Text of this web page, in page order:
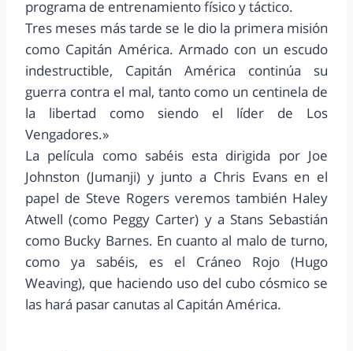
programa de entrenamiento físico y táctico.
Tres meses más tarde se le dio la primera misión
como Capitán América. Armado con un escudo
indestructible, Capitán América continúa su
guerra contra el mal, tanto como un centinela de
la libertad como siendo el líder de Los
Vengadores.»
La película como sabéis esta dirigida por Joe
Johnston (Jumanji) y junto a Chris Evans en el
papel de Steve Rogers veremos también Haley
Atwell (como Peggy Carter) y a Stans Sebastián
como Bucky Barnes. En cuanto al malo de turno,
como ya sabéis, es el Cráneo Rojo (Hugo
Weaving), que haciendo uso del cubo cósmico se
las hará pasar canutas al Capitán América.